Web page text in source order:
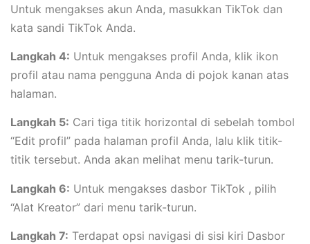
Untuk mengakses akun Anda, masukkan TikTok dan
kata sandi TikTok Anda.
Langkah 4: Untuk mengakses profil Anda, klik ikon
profil atau nama pengguna Anda di pojok kanan atas
halaman.
Langkah 5: Cari tiga titik horizontal di sebelah tombol
“Edit profil” pada halaman profil Anda, lalu klik titik-
titik tersebut. Anda akan melihat menu tarik-turun.
Langkah 6: Untuk mengakses dasbor TikTok , pilih
“Alat Kreator” dari menu tarik-turun.
Langkah 7: Terdapat opsi navigasi di sisi kiri Dasbor